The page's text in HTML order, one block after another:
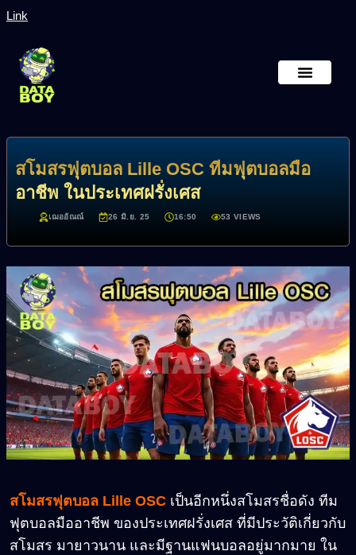
Link
สโมสรฟุตบอล Lille OSC ทีมฟุตบอลมือ
อาชีพ ในประเทศฝรั่งเศส
เฌออัณณ์ 26 มิ.ย. 25 16:50 53 VIEWS
สโมสรฟุตบอล Lille OSC เป็นอีกหนึ่งสโมสรชื่อดัง ทีม
ฟุตบอลมืออาชีพ ของประเทศฝรั่งเศส ที่มีประวัติเกี่ยวกับ
สโมสร มายาวนาน และมีฐานแฟนบอลอยู่มากมาย ใน